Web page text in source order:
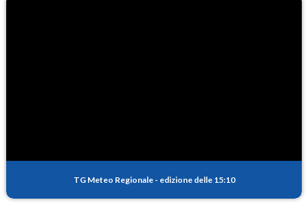
TG Meteo Regionale - edizione delle 15:10